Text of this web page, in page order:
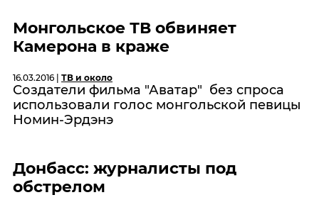
Монгольское ТВ обвиняет
Камерона в краже
16.03.2016 | ТВ и около
Создатели фильма "Аватар" без спроса
использовали голос монгольской певицы
Номин-Эрдэнэ
Донбасс: журналисты под
обстрелом